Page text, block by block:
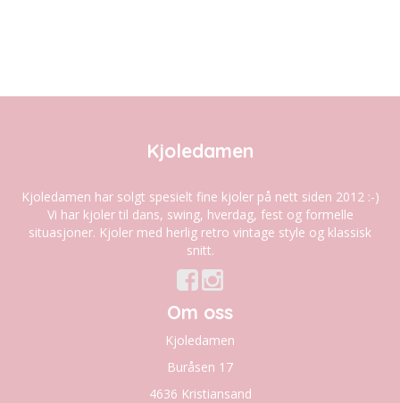
Kjoledamen
Kjoledamen har solgt spesielt fine kjoler på nett siden 2012 :-)
Vi har kjoler til dans, swing, hverdag, fest og formelle
situasjoner. Kjoler med herlig retro vintage style og klassisk
snitt.
Om oss
Kjoledamen
Buråsen 17
4636 Kristiansand